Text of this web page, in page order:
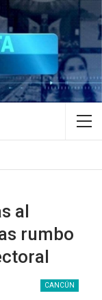
al
rumbo
CANCÚN